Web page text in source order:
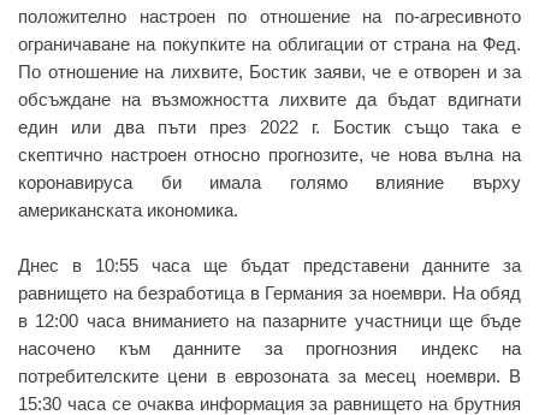
положително настроен по отношение на по-агресивното
ограничаване на покупките на облигации от страна на Фед.
По отношение на лихвите, Бостик заяви, че е отворен и за
обсъждане на възможността лихвите да бъдат вдигнати
един или два пъти през 2022 г. Бостик също така е
скептично настроен относно прогнозите, че нова вълна на
коронавируса би имала голямо влияние върху
американската икономика.
Днес в 10:55 часа ще бъдат представени данните за
равнището на безработица в Германия за ноември. На обяд
в 12:00 часа вниманието на пазарните участници ще бъде
насочено към данните за прогнозния индекс на
потребителските цени в еврозоната за месец ноември. В
15:30 часа се очаква информация за равнището на брутния